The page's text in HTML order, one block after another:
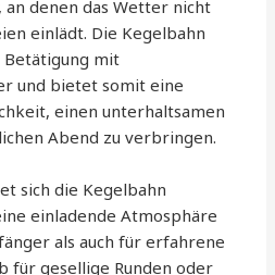
an denen das Wetter nicht
einlädt. Die Kegelbahn
mit
und bietet somit eine
einen unterhaltsamen
Abend zu verbringen.
sich die Kegelbahn
einladende Atmosphäre
als auch für erfahrene
für gesellige Runden oder